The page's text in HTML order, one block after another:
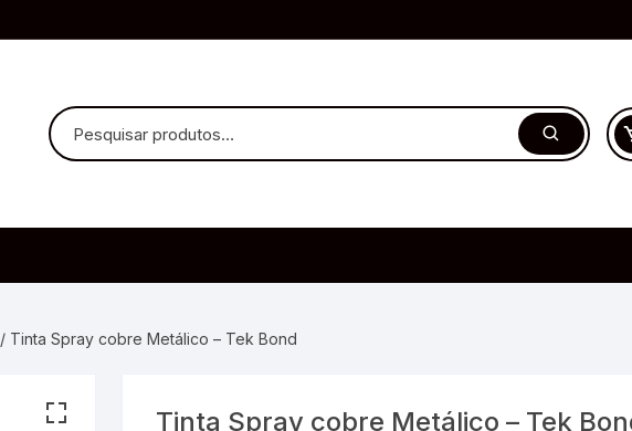
Microfone
/ Tinta Spray cobre Metálico – Tek Bond
Tinta Spray cobre Metálico – Tek